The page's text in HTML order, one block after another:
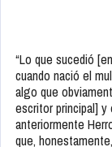
“Lo que sucedió
cuando nació el
algo que
escritor principal] y
anteriormente
que,